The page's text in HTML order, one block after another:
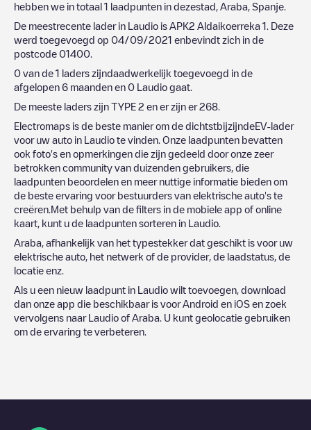
hebben we in totaal 1 laadpunten in dezestad, Araba Spanje
De meestrecente lader in Laudio is APK2 Aldaikoerreka 1 . Deze
werd toegevoegd op 04/09/2021 enbevindt zich in de
postcode 01400
0 van de 1 laders zijndaadwerkelijk toegevoegd in de
afgelopen 6 maanden en 0 Laudio gaat.
De meeste laders zijn TYPE 2 en er zijn er268
Electromaps is de beste manier om de dichtstbijzijndeEV-lader
voor uw auto in Laudio te vinden. Onze laadpunten bevatten
ook foto's en opmerkingen die zijn gedeeld door onze zeer
betrokken community van duizenden gebruikers, die
laadpunten beoordelen en meer nuttige informatie bieden om
de beste ervaring voor bestuurders van elektrische auto's te
creëren.Met behulp van de filters in de mobiele app of online
kaart, kunt u de laadpunten sorteren in Laudio
Araba , afhankelijk van het typestekker dat geschikt is voor uw
elektrische auto, het netwerk of de provider, de laadstatus, de
locatie enz.
Als u een nieuw laadpunt in Laudio wilt toevoegen, download
dan onze app die beschikbaar is voor Android en iOS en zoek
vervolgens naar Laudio of Araba . U kunt geolocatie gebruiken
om de ervaring te verbeteren.